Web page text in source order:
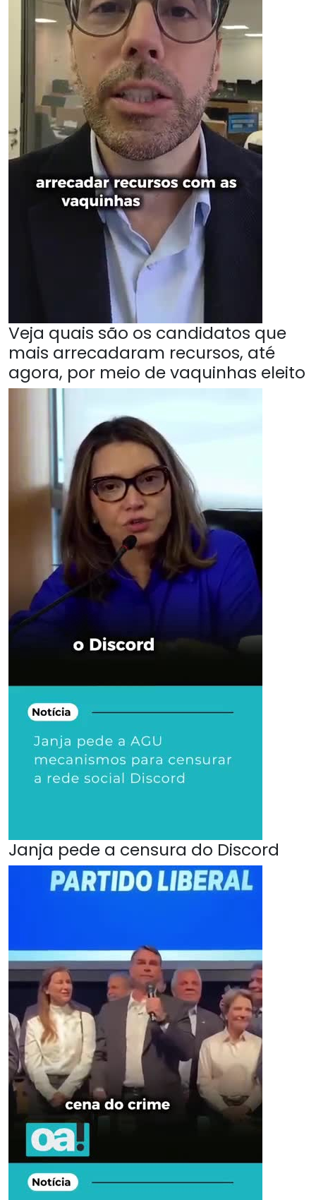
Veja quais são os candidatos que
mais arrecadaram recursos, até
agora, por meio de vaquinhas eleito
Janja pede a censura do Discord